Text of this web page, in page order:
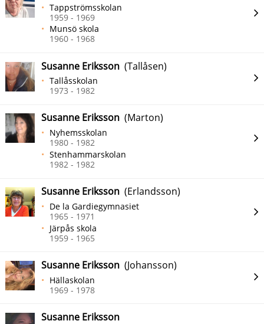
Tappströmsskolan
1959 - 1969
Munsö skola
1960 - 1968
Susanne Eriksson (Tallåsen)
Tallåsskolan
1973 - 1982
Susanne Eriksson (Marton)
Nyhemsskolan
1980 - 1982
Stenhammarskolan
1982 - 1982
Susanne Eriksson (Erlandsson)
De la Gardiegymnasiet
1965 - 1971
Järpås skola
1959 - 1965
Susanne Eriksson (Johansson)
Hällaskolan
1969 - 1978
Susanne Eriksson